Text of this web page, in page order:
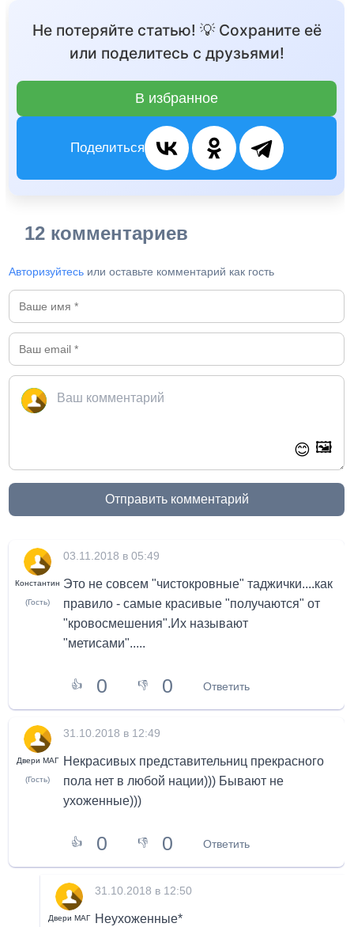
Не потеряйте статью! 💡 Сохраните её
или поделитесь с друзьями!
В избранное
Поделиться
12 комментариев
Авторизуйтесь или оставьте комментарий как гость
😊 🖼️
Отправить комментарий
Константин
(Гость)
03.11.2018 в 05:49
Это не совсем "чистокровные" таджички....как
правило - самые красивые "получаются" от
"кровосмешения".Их называют
"метисами".....
👍 0 👎 0 Ответить
Двери МАГ
(Гость)
31.10.2018 в 12:49
Некрасивых представительниц прекрасного
пола нет в любой нации))) Бывают не
ухоженные)))
👍 0 👎 0 Ответить
Двери МАГ
31.10.2018 в 12:50
Неухоженные*